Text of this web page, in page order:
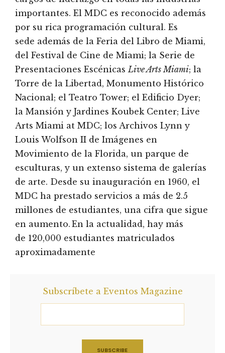
importantes. El MDC es reconocido además
por su rica programación cultural. Es
sede además de la Feria del Libro de Miami,
del Festival de Cine de Miami; la Serie de
Presentaciones Escénicas Live Arts Miami; la
Torre de la Libertad, Monumento Histórico
Nacional; el Teatro Tower; el Edificio Dyer;
la Mansión y Jardines Koubek Center; Live
Arts Miami at MDC; los Archivos Lynn y
Louis Wolfson II de Imágenes en
Movimiento de la Florida, un parque de
esculturas, y un extenso sistema de galerías
de arte. Desde su inauguración en 1960, el
MDC ha prestado servicios a más de 2.5
millones de estudiantes, una cifra que sigue
en aumento. En la actualidad, hay más
de 120,000 estudiantes matriculados
aproximadamente
Subscríbete a Eventos Magazine